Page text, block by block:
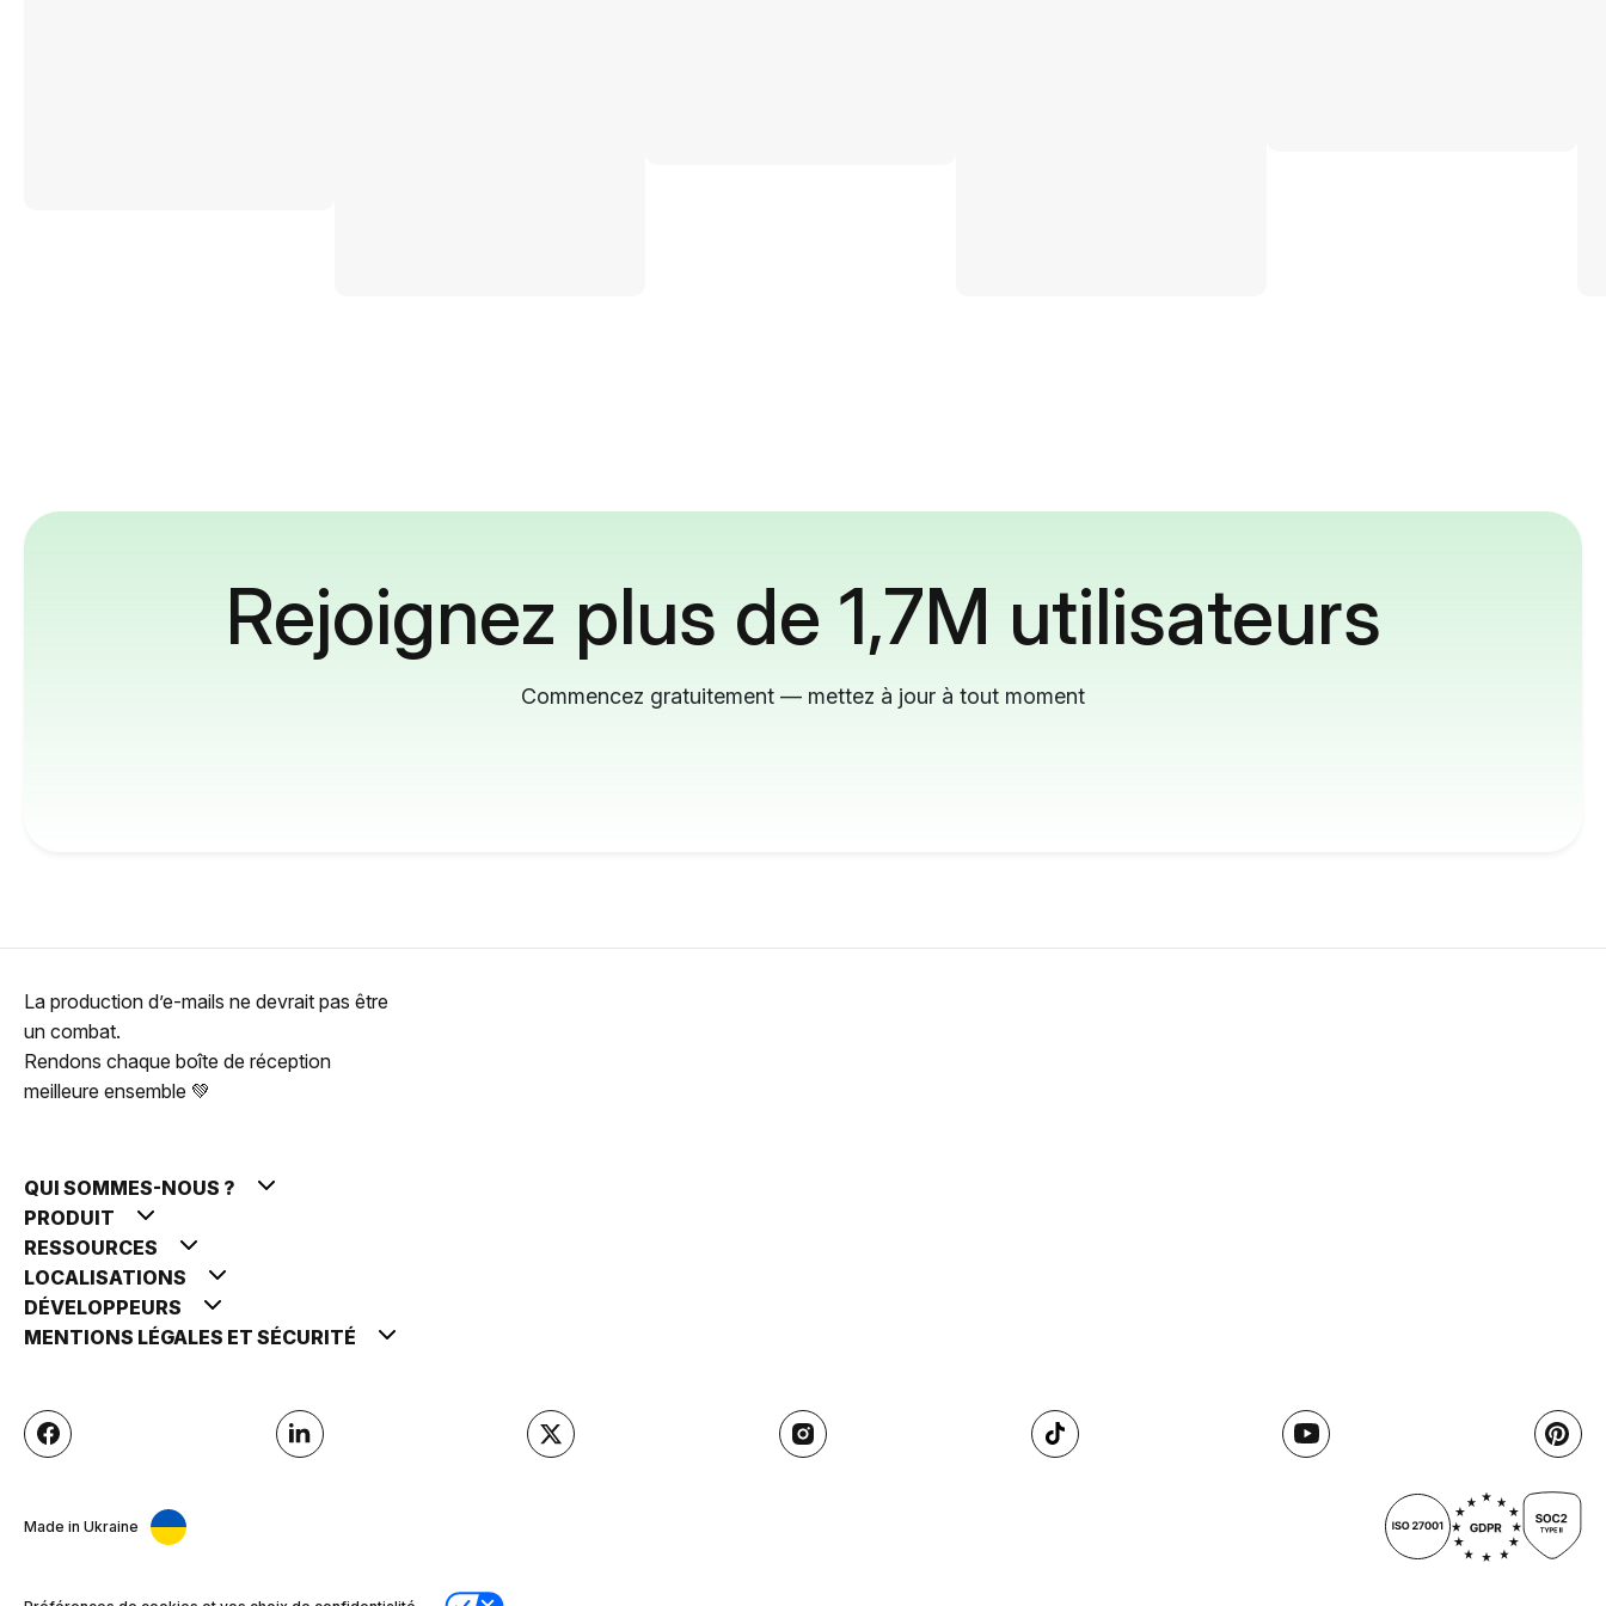
Rejoignez plus de 1,7M utilisateurs
Commencez gratuitement — mettez à jour à tout moment
La production d’e-mails ne devrait pas être
un combat.
Rendons chaque boîte de réception
meilleure ensemble 💚
QUI SOMMES-NOUS ?
PRODUIT
RESSOURCES
LOCALISATIONS
DÉVELOPPEURS
MENTIONS LÉGALES ET SÉCURITÉ
Made in Ukraine